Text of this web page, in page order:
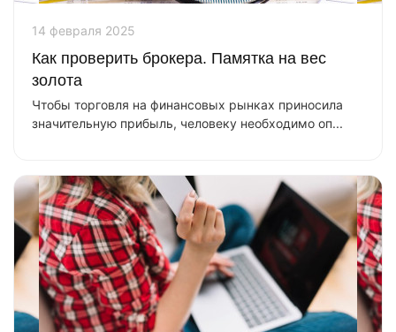
14 февраля 2025
Как проверить брокера. Памятка на вес
золота
Чтобы торговля на финансовых рынках приносила
значительную прибыль, человеку необходимо оп...